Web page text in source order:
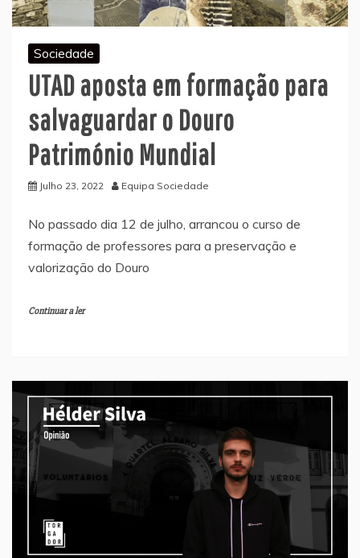
Sociedade
UTAD aposta em formação para
salvaguardar o Douro
Património Mundial
Julho 23, 2022 Equipa Sociedade
No passado dia 12 de julho, arrancou o curso de
formação de professores para a preservação e
valorização do Douro
Continuar a ler